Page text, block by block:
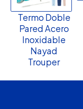
Termo Doble
Pared Acero
Inoxidable
Nayad
Trouper